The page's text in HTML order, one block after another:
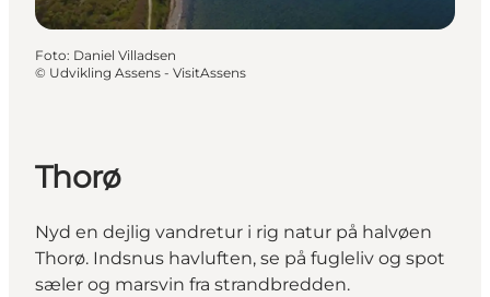
Foto: Daniel Villadsen
© Udvikling Assens - VisitAssens
Thorø
Nyd en dejlig vandretur i rig natur på halvøen
Thorø. Indsnus havluften, se på fugleliv og spot
sæler og marsvin fra strandbredden.